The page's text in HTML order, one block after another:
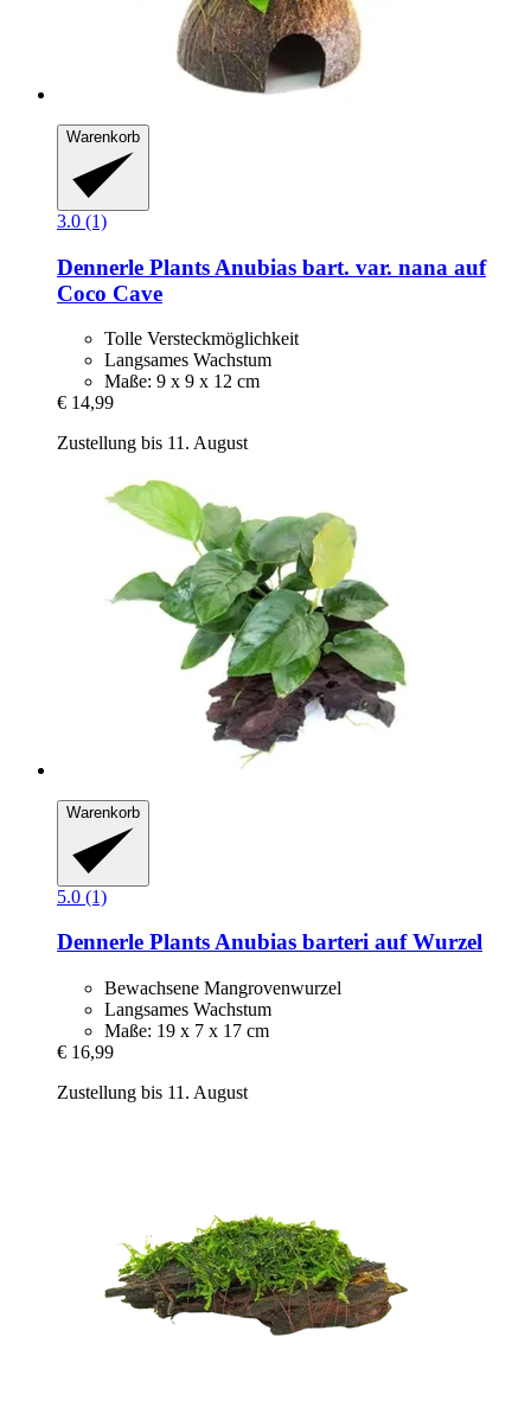
Warenkorb
3.0 (1)
Dennerle Plants Anubias bart. var. nana auf
Coco Cave
Tolle Versteckmöglichkeit
Langsames Wachstum
Maße: 9 x 9 x 12 cm
€ 14,99
Zustellung bis 11. August
Warenkorb
5.0 (1)
Dennerle PlantsAnubias barteri auf Wurzel
Bewachsene Mangrovenwurzel
Langsames Wachstum
Maße: 19 x 7 x 17 cm
€ 16,99
Zustellung bis 11. August